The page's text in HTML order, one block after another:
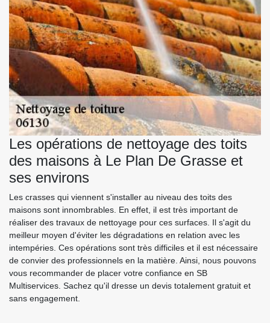
Les opérations de nettoyage des toits
des maisons à Le Plan De Grasse et
ses environs
Les crasses qui viennent s'installer au niveau des toits des
maisons sont innombrables. En effet, il est très important de
réaliser des travaux de nettoyage pour ces surfaces. Il s'agit du
meilleur moyen d'éviter les dégradations en relation avec les
intempéries. Ces opérations sont très difficiles et il est nécessaire
de convier des professionnels en la matière. Ainsi, nous pouvons
vous recommander de placer votre confiance en SB
Multiservices. Sachez qu'il dresse un devis totalement gratuit et
sans engagement.